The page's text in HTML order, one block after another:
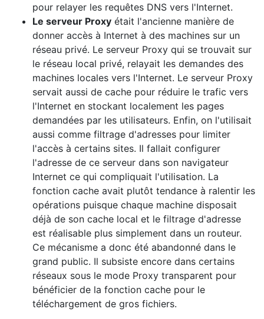
pour relayer les requêtes DNS vers l'Internet.
Le serveur Proxy était l'ancienne manière de
donner accès à Internet à des machines sur un
réseau privé. Le serveur Proxy qui se trouvait sur
le réseau local privé, relayait les demandes des
machines locales vers l'Internet. Le serveur Proxy
servait aussi de cache pour réduire le trafic vers
l'Internet en stockant localement les pages
demandées par les utilisateurs. Enfin, on l'utilisait
aussi comme filtrage d'adresses pour limiter
l'accès à certains sites. Il fallait configurer
l'adresse de ce serveur dans son navigateur
Internet ce qui compliquait l'utilisation. La
fonction cache avait plutôt tendance à ralentir les
opérations puisque chaque machine disposait
déjà de son cache local et le filtrage d'adresse
est réalisable plus simplement dans un routeur.
Ce mécanisme a donc été abandonné dans le
grand public. Il subsiste encore dans certains
réseaux sous le mode Proxy transparent pour
bénéficier de la fonction cache pour le
téléchargement de gros fichiers.